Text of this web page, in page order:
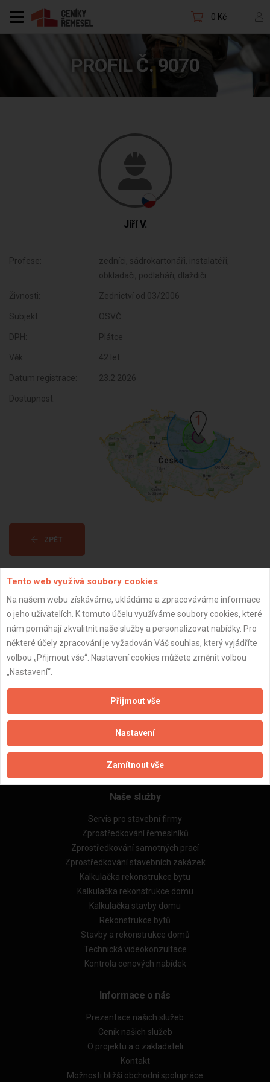
0 Kč
PROFIL Č. 9070
Jiří V.
Profese:
zedníci, sádrokartonáři, instalatéři,
obkladači, podlaháři, dlaždiči
Živnosti: Zednictví od 03/2006
Subjekt: OSVČ
DPH: Plátce
Věk: 42 let
Datum registrace: 23.2.2026
Dostupnost:
ZPĚT
Aktualizováno z portálu ARES dne 23.02.2026 19:27:49
Důležité informace
Zásady pro používání souborů cookie
Obchodní podmínky (zprostředkování)
Obchodní podmínky (rozpočtování)
Reference
Naše excelové tabulky online
Naše služby
Servis pro stavební firmy
Zprostředkování řemeslníků
Zprostředkování samotných prací
Zprostředkování stavebních zakázek
Kalkulačka rekonstrukce bytu
Kalkulačka rekonstrukce domu
Kalkulačka stavby domu
Rekonstrukce bytů
Stavby a rekonstrukce domů
Technická videokonzultace
Kontrola cenových nabídek
Informace o nás
Prezentace našich služeb
Ceník našich služeb
O projektu a o zakladateli
Kontakt
Možnosti bližší obchodní spolupráce
Tento web využívá soubory cookies
Na našem webu získáváme, ukládáme a zpracováváme informace
o jeho uživatelích. K tomuto účelu využíváme soubory cookies, které
nám pomáhají zkvalitnit naše služby a personalizovat nabídky. Pro
některé účely zpracování je vyžadován Váš souhlas, který vyjádříte
volbou „Přijmout vše“. Nastavení cookies můžete změnit volbou
„Nastavení“.
Přijmout vše
Nastavení
Zamítnout vše